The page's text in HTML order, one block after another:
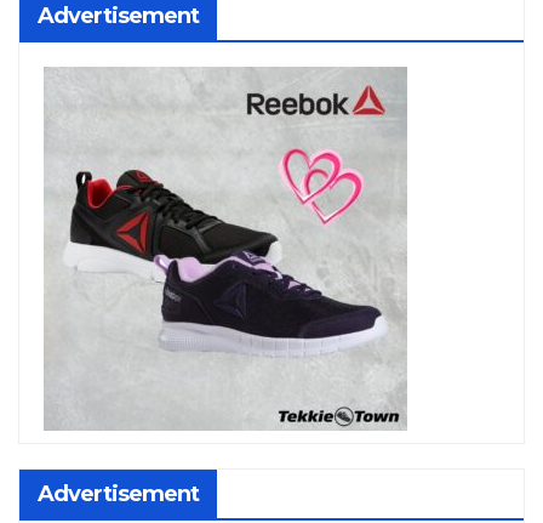
Advertisement
Advertisement